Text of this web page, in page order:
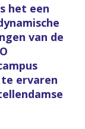
het een
van de
ervaren